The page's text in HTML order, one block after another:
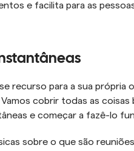
e facilita para as
recurso para a sua própria
cobrir todas as coisas
e começar a fazê-lo
sobre o que são